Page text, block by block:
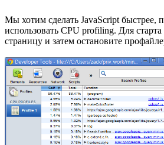
Мы хотим сделать JavaScript быстрее,
использовать CPU profiling. Для
страницу и затем остановите